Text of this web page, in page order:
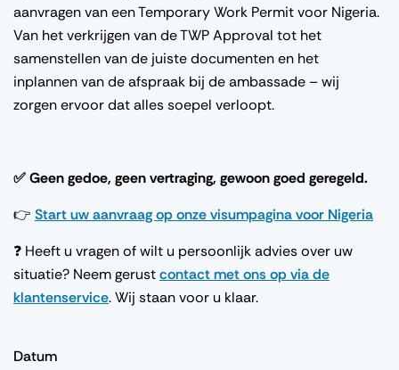
aanvragen van een Temporary Work Permit voor Nigeria.
Van het verkrijgen van de TWP Approval tot het
samenstellen van de juiste documenten en het
inplannen van de afspraak bij de ambassade – wij
zorgen ervoor dat alles soepel verloopt.
✅ Geen gedoe, geen vertraging, gewoon goed geregeld.
👉 Start uw aanvraag op onze visumpagina voor Nigeria
❓ Heeft u vragen of wilt u persoonlijk advies over uw
situatie? Neem gerustcontact met ons op via de
klantenservice. Wij staan voor u klaar.
Datum